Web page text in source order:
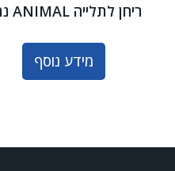
ריחן לתלייה ANIMAL נמר
מידע נוסף